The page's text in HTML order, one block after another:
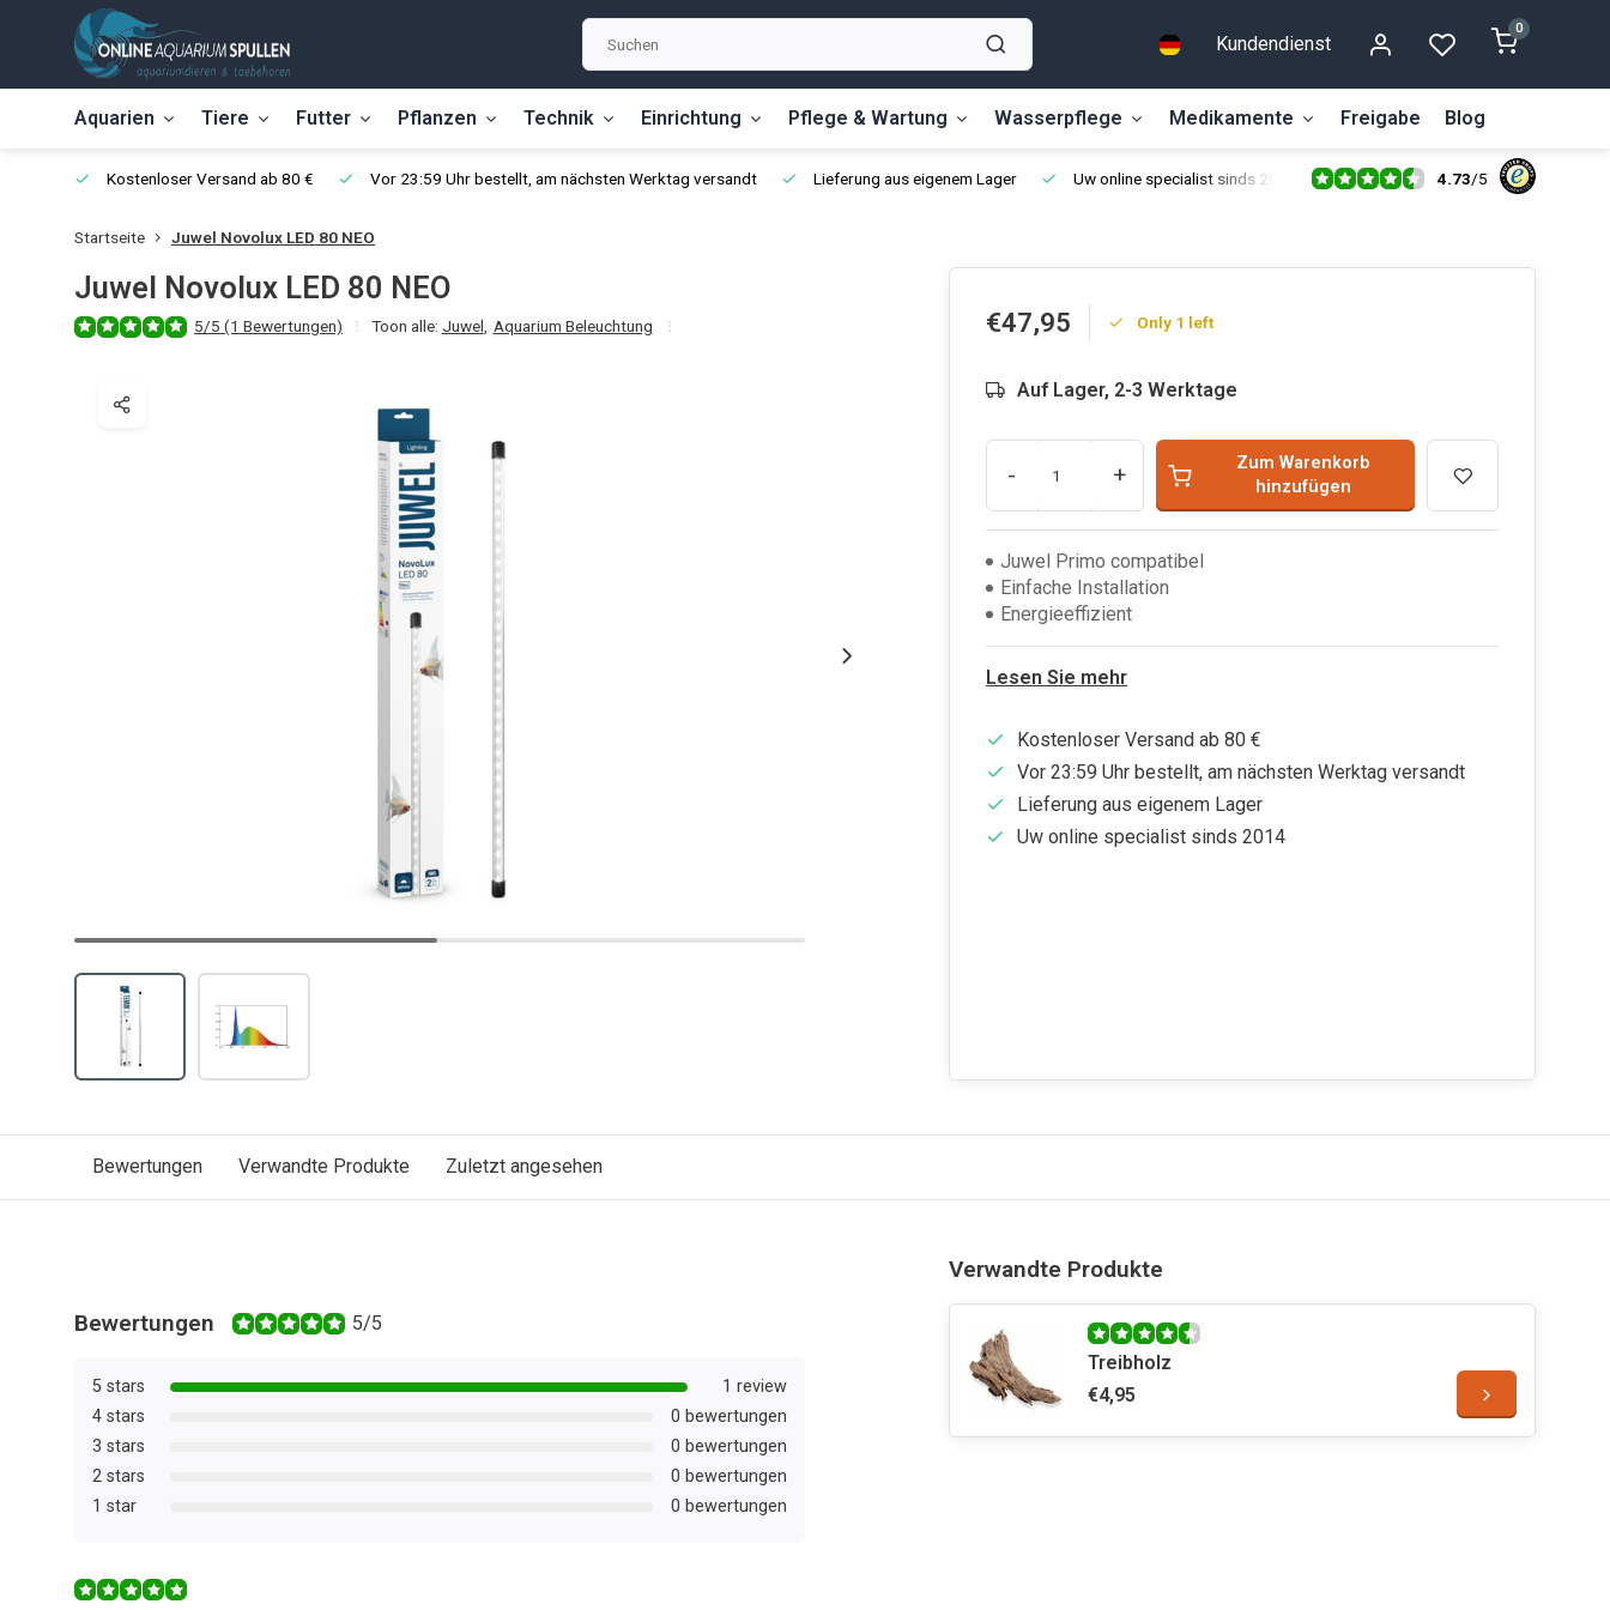
Kundendienst
0
Aquarien Tiere Futter Pflanzen Technik Einrichtung Pflege & Wartung Wasserpflege Medikamente Freigabe Blog
Kostenloser Versand ab 80 € Vor 23:59 Uhr bestellt, am nächsten Werktag versandt Lieferung aus eigenem Lager Uw online specialist sinds 2014 4.73/5
Startseite Juwel Novolux LED 80 NEO
Juwel Novolux LED 80 NEO
5/5 (1 Bewertungen) Toon alle: Juwel Aquarium Beleuchtung €47,95 Only 1 left
Auf Lager, 2-3 Werktage
- +
Zum Warenkorb
hinzufügen
Juwel Primo compatibel
Einfache Installation
Energieeffizient
Lesen Sie mehr
Kostenloser Versand ab 80 €
Vor 23:59 Uhr bestellt, am nächsten Werktag versandt
Lieferung aus eigenem Lager
Uw online specialist sinds 2014
Bewertungen Verwandte Produkte Zuletzt angesehen
Bewertungen 5/5
5 stars
1 review
4 stars
0 bewertungen
3 stars
0 bewertungen
2 stars
0 bewertungen
1 star
0 bewertungen
Verwandte Produkte
Treibholz
€4,95